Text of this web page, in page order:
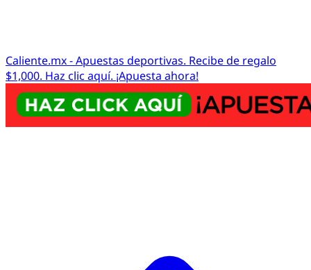
Caliente.mx - Apuestas deportivas. Recibe de regalo
$1,000. Haz clic aquí. ¡Apuesta ahora!